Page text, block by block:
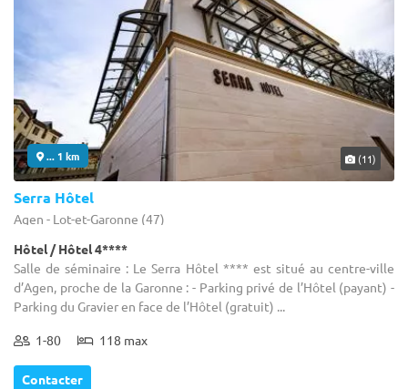
... 1 km (11)
Serra Hôtel
Agen - Lot-et-Garonne (47)
Hôtel / Hôtel 4****
Salle de séminaire : Le Serra Hôtel **** est situé au centre-ville
d’Agen, proche de la Garonne : - Parking privé de l’Hôtel (payant) -
Parking du Gravier en face de l’Hôtel (gratuit) ...
1-80 118 max
Contacter